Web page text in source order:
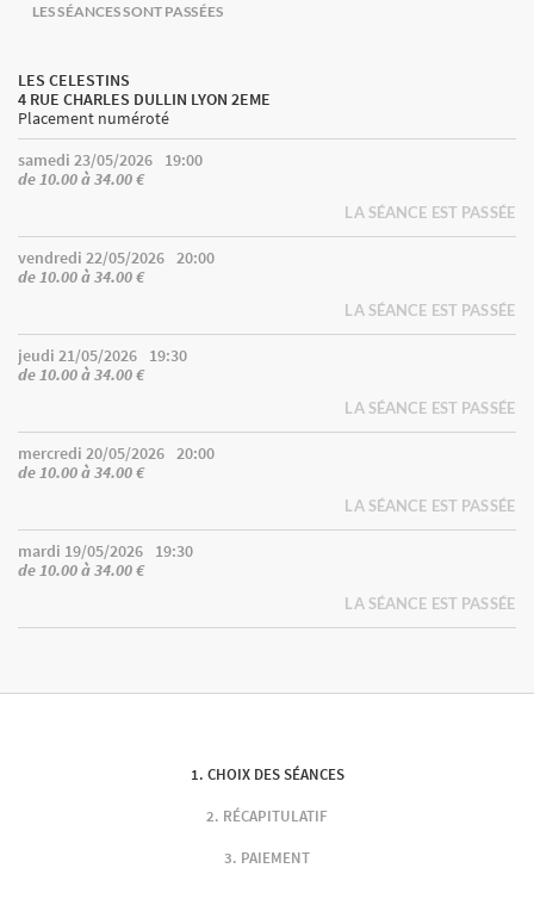
LES SÉANCES SONT PASSÉES
LES CELESTINS
4 RUE CHARLES DULLIN LYON 2EME
Placement numéroté
samedi 23/05/2026
19:00
de 10.00 à 34.00 €
LA SÉANCE EST PASSÉE
vendredi 22/05/2026 20:00
de 10.00 à 34.00 €
LA SÉANCE EST PASSÉE
jeudi 21/05/2026
19:30
de 10.00 à 34.00 €
LA SÉANCE EST PASSÉE
mercredi 20/05/2026 20:00
de 10.00 à 34.00 €
LA SÉANCE EST PASSÉE
mardi 19/05/2026
19:30
de 10.00 à 34.00 €
LA SÉANCE EST PASSÉE
CHOIX DES SÉANCES
RÉCAPITULATIF
PAIEMENT